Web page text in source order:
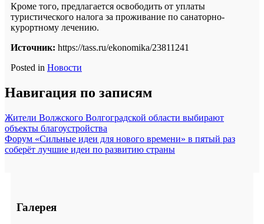
Кроме того, предлагается освободить от уплаты
туристического налога за проживание по санаторно-
курортному лечению.
Источник: https://tass.ru/ekonomika/23811241
Posted in Новости
Навигация по записям
Жители Волжского Волгоградской области выбирают
объекты благоустройства
Форум «Сильные идеи для нового времени» в пятый раз
соберёт лучшие идеи по развитию страны
Галерея